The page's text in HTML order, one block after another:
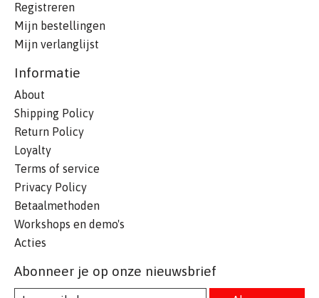
Registreren
Mijn bestellingen
Mijn verlanglijst
Informatie
About
Shipping Policy
Return Policy
Loyalty
Terms of service
Privacy Policy
Betaalmethoden
Workshops en demo's
Acties
Abonneer je op onze nieuwsbrief